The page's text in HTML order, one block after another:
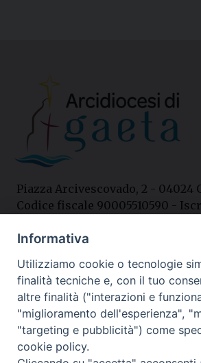
Piazza Arcivescovado, 2 - 04024
Codice fiscale 90005510590 -
Contatti
Curia
Tel. 0771.740341
Palazzo De Vio
Tel. 0771.464088
Informativa
Utilizziamo cookie o tecnologie
finalità tecniche e, con il tuo
altre finalità ("interazioni e
"miglioramento dell'esperienza",
"targeting e pubblicità") come
cookie policy.